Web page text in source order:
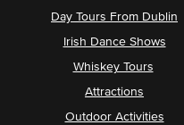
Day Tours From Dublin
Irish Dance Shows
Whiskey Tours
Attractions
Outdoor Activities